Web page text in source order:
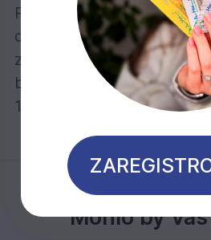
Počet nátěrů: U dřeva
dva nátěry, v případě
zpravidla jeden nátěr na
bez obrušování!
1 litr stačí při jednom nátěru
Mohlo by